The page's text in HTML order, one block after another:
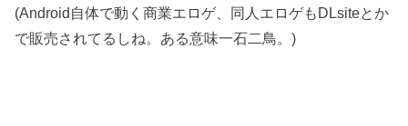
(Android自体で動く商業エロゲ、同人エロゲもDLsiteとか
で販売されてるしね。ある意味一石二鳥。)